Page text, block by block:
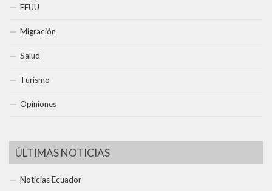
EEUU
Migración
Salud
Turismo
Opiniones
ÚLTIMAS NOTICIAS
Noticias Ecuador